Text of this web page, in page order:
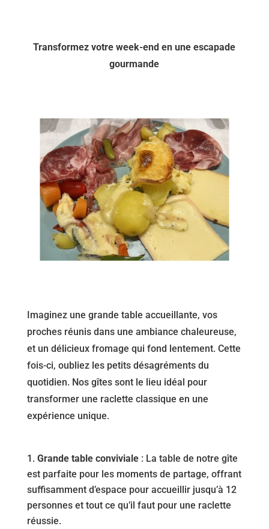
Transformez votre week-end en une escapade
gourmande
Imaginez une grande table accueillante, vos
proches réunis dans une ambiance chaleureuse,
et un délicieux fromage qui fond lentement. Cette
fois-ci, oubliez les petits désagréments du
quotidien. Nos gîtes sont le lieu idéal pour
transformer une raclette classique en une
expérience unique.
Grande table conviviale: La table de notre gîte
est parfaite pour les moments de partage, offrant
suffisamment d’espace pour accueillir jusqu’à 12
personnes et tout ce qu’il faut pour une raclette
réussie.